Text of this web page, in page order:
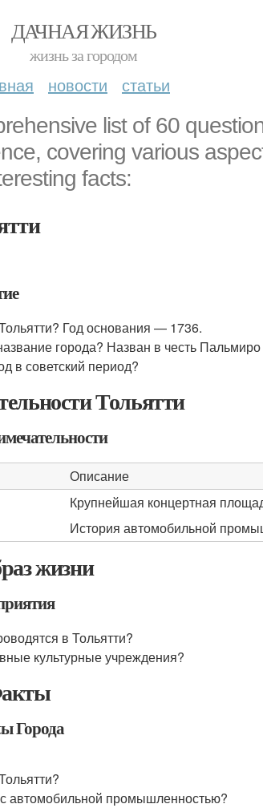
ДАЧНАЯ ЖИЗНЬ
жизнь за городом
новости статьи
list of 60
covering various
facts:
Год основания — 1736.
города? Назван в честь Пальмиро
в советский период?
Тольятти
Описание
Крупнейшая концертная
История автомобильной
жизни
в Тольятти?
культурные учреждения?
Города
с автомобильной промышленностью?